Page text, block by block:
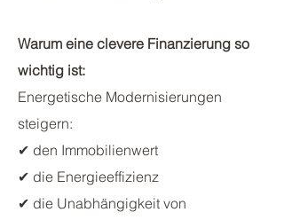
Warum eine clevere Finanzierung so
wichtig ist:
Energetische Modernisierungen
steigern:
✔ den Immobilienwert
✔ die Energieeffizienz
✔ die Unabhängigkeit von